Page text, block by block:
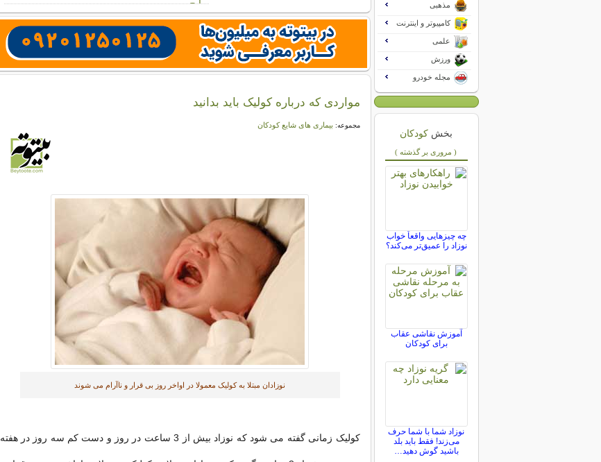
مواردی که درباره کولیک باید بدانید
مجموعه: بیماری های شایع کودکان
نوزادان مبتلا به کولیک معمولا در اواخر روز بی قرار و ناآرام می شوند
کولیک زمانی گفته می شود که نوزاد بیش از 3 ساعت در روز و دست کم سه روز در هفته
مذهبی
کامپیوتر و اینترنت
علمی
ورزش
مجله خودرو
بخش کودکان
( مروری بر گذشته )
چه چیزهایی واقعاً خواب
نوزاد را عمیق‌تر می‌کند؟
آموزش نقاشی عقاب
برای کودکان
نوزاد شما با شما حرف
می‌زند! فقط باید بلد
باشید گوش دهید…